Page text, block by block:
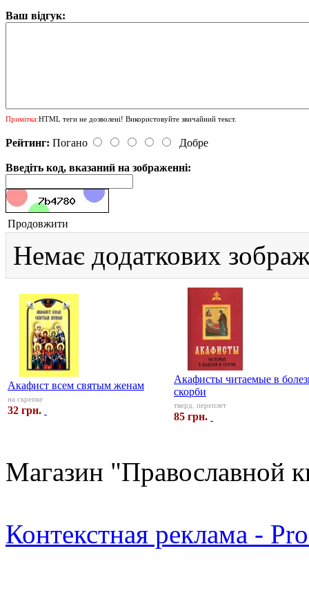
Ваш відгук:
Примітка:HTML теги не дозволені! Використовуйте звичайний текст.
Рейтинг: Погано Добре
Введіть код, вказаний на зображенні:
Продовжити
Немає додаткових
Акафист всем святым женам
на скрепке
32 грн.
Акафисты читаемые в
скорби
тверд. переплет
85 грн.
Магазин "Православной
Контекстная реклама -